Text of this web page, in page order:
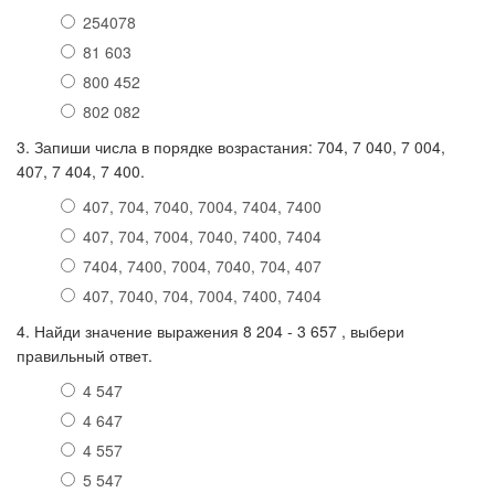
254078
81 603
800 452
802 082
3. Запиши числа в порядке возрастания: 704, 7 040, 7 004,
407, 7 404, 7 400.
407, 704, 7040, 7004, 7404, 7400
407, 704, 7004, 7040, 7400, 7404
7404, 7400, 7004, 7040, 704, 407
407, 7040, 704, 7004, 7400, 7404
4. Найди значение выражения 8 204 - 3 657 , выбери
правильный ответ.
4 547
4 647
4 557
5 547